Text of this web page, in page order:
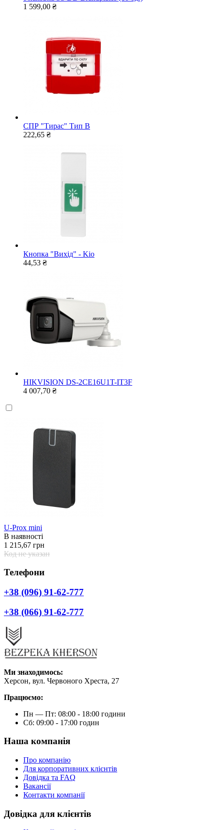
1 599,00 ₴
СПР "Тирас" Тип В
222,65 ₴
Кнопка "Вихід" - Kio
44,53 ₴
HIKVISION DS-2CE16U1T-IT3F
4 007,70 ₴
U-Prox mini
В наявності
1 215,67 грн
Код не указан
Телефони
+38 (096) 91-62-777
+38 (066) 91-62-777
Ми знаходимось:
Херсон, вул. Червоного Хреста, 27
Працюємо:
Пн — Пт: 08:00 - 18:00 години
Сб: 09:00 - 17:00 годин
Наша компанія
Про компанію
Для корпоративних клієнтів
Довідка та FAQ
Вакансії
Контакти компанії
Довідка для клієнтів